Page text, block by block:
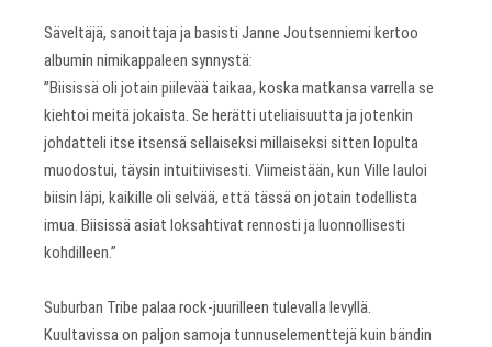
Säveltäjä, sanoittaja ja basisti Janne Joutsenniemi kertoo
albumin nimikappaleen synnystä:
”Biisissä oli jotain piilevää taikaa, koska matkansa varrella se
kiehtoi meitä jokaista. Se herätti uteliaisuutta ja jotenkin
johdatteli itse itsensä sellaiseksi millaiseksi sitten lopulta
muodostui, täysin intuitiivisesti. Viimeistään, kun Ville lauloi
biisin läpi, kaikille oli selvää, että tässä on jotain todellista
imua. Biisissä asiat loksahtivat rennosti ja luonnollisesti
kohdilleen.”
Suburban Tribe palaa rock-juurilleen tulevalla levyllä.
Kuultavissa on paljon samoja tunnuselementtejä kuin bändin